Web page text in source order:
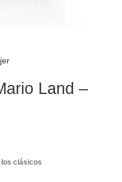
Land –
los clásicos